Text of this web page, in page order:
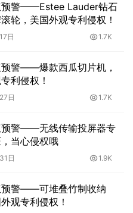
预警——Estee Lauder钻石
轮，美国外观专利侵权！
日 1.7K
预警——爆款西瓜切片机，
利侵权！
日 1.7K
预警——无线传输投屏器专
当心侵权哦
日 1.9K
预警——可堆叠竹制收纳
观专利侵权！